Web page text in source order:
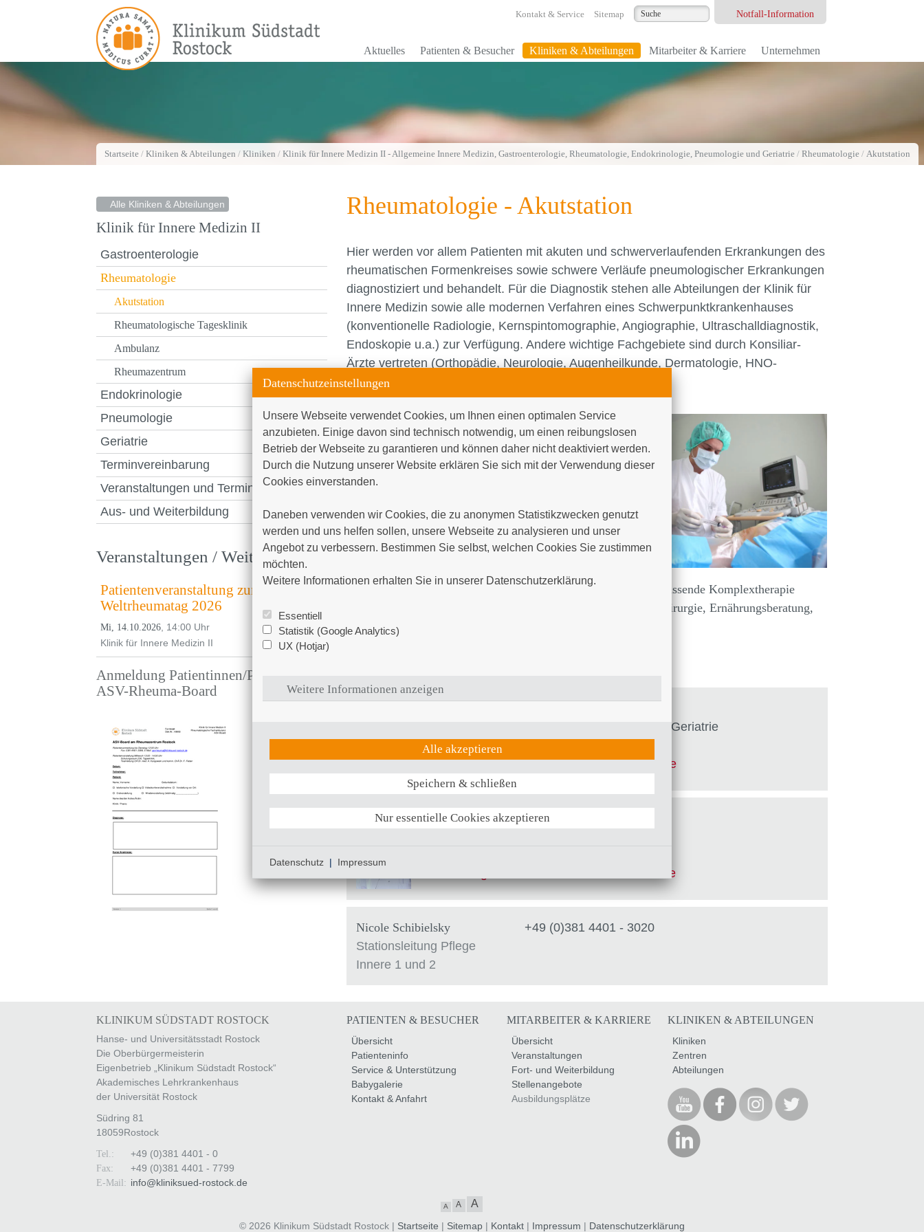
Kontakt & Service Sitemap Notfall-Information
Aktuelles Patienten & Besucher Kliniken & Abteilungen Mitarbeiter & Karriere Unternehmen
Startseite / Kliniken & Abteilungen / Kliniken / Klinik für Innere Medizin II - Allgemeine Innere Medizin, Gastroenterologie, Rheumatologie, Endokrinologie, Pneumologie und Geriatrie / Rheumatologie / Akutstation
Alle Kliniken & Abteilungen
Klinik für Innere Medizin II
Gastroenterologie
Rheumatologie
Akutstation
Rheumatologische Tagesklinik
Ambulanz
Rheumazentrum
Endokrinologie
Pneumologie
Geriatrie
Terminvereinbarung
Veranstaltungen und Termine
Aus- und Weiterbildung
Veranstaltungen / Weiterbildung
Patientenveranstaltung zum
Weltrheumatag 2026
Mi, 14.10.2026 , 14:00 Uhr
Klinik für Innere Medizin II
Anmeldung Patientinnen/Patienten im
ASV-Rheuma-Board
Rheumatologie - Akutstation
Hier werden vor allem Patienten mit akuten und schwerverlaufenden Erkrankungen des
rheumatischen Formenkreises sowie schwere Verläufe pneumologischer Erkrankungen
diagnostiziert und behandelt. Für die Diagnostik stehen alle Abteilungen der Klinik für
Innere Medizin sowie alle modernen Verfahren eines Schwerpunktkrankenhauses
(konventionelle Radiologie, Kernspintomographie, Angiographie, Ultraschalldiagnostik,
Endoskopie u.a.) zur Verfügung. Andere wichtige Fachgebiete sind durch Konsiliar-
Ärzte vertreten (Orthopädie, Neurologie, Augenheilkunde, Dermatologie, HNO-
Heilkunde, Handchirurgie, Endokrinologie).
Intensive interdisziplinäre Zusammenarbeit ermöglicht eine umfassende Komplextherapie
(medikamentöse Therapie, Physio- und Ergotherapie, Rheumachirurgie, Ernährungsberatung,
psychologische Beratung).
Leitende Oberärztin Rheumatologie und Geriatrie
+49 (0)381 4401 - 3020
franziska.fieber@kliniksued-rostock de
Dagmar Körth
de
Nicole Schibielsky
Stationsleitung Pflege
Innere 1 und 2
+49 (0)381 4401 - 3020
KLINIKUM SÜDSTADT ROSTOCK
Hanse- und Universitätsstadt Rostock
Die Oberbürgermeisterin
Eigenbetrieb „Klinikum Südstadt Rostock“
Akademisches Lehrkrankenhaus
der Universität Rostock
Südring 81
18059Rostock
Tel.: +49 (0)381 4401 - 0
Fax: +49 (0)381 4401 - 7799
E-Mail: info@kliniksued-rostock de
PATIENTEN & BESUCHER
Übersicht
Patienteninfo
Service & Unterstützung
Babygalerie
Kontakt & Anfahrt
MITARBEITER & KARRIERE
Übersicht
Veranstaltungen
Fort- und Weiterbildung
Stellenangebote
Ausbildungsplätze
KLINIKEN & ABTEILUNGEN
Kliniken
Zentren
Abteilungen
A A A
© 2026 Klinikum Südstadt Rostock | Startseite | Sitemap | Kontakt | Impressum | Datenschutzerklärung
Datenschutzeinstellungen
Unsere Webseite verwendet Cookies, um Ihnen einen optimalen Service
anzubieten. Einige davon sind technisch notwendig, um einen reibungslosen
Betrieb der Webseite zu garantieren und können daher nicht deaktiviert werden.
Durch die Nutzung unserer Website erklären Sie sich mit der Verwendung dieser
Cookies einverstanden.
Daneben verwenden wir Cookies, die zu anonymen Statistikzwecken genutzt
werden und uns helfen sollen, unsere Webseite zu analysieren und unser
Angebot zu verbessern. Bestimmen Sie selbst, welchen Cookies Sie zustimmen
möchten.
Weitere Informationen erhalten Sie in unserer Datenschutzerklärung.
Essentiell
Statistik (Google Analytics)
UX (Hotjar)
Weitere Informationen anzeigen
Alle akzeptieren
Speichern & schließen
Nur essentielle Cookies akzeptieren
Datenschutz | Impressum